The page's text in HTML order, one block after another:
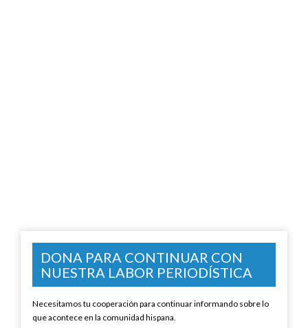
DONA PARA CONTINUAR CON
NUESTRA LABOR PERIODÍSTICA
Necesitamos tu cooperación para continuar informando sobre lo
que acontece en la comunidad hispana.